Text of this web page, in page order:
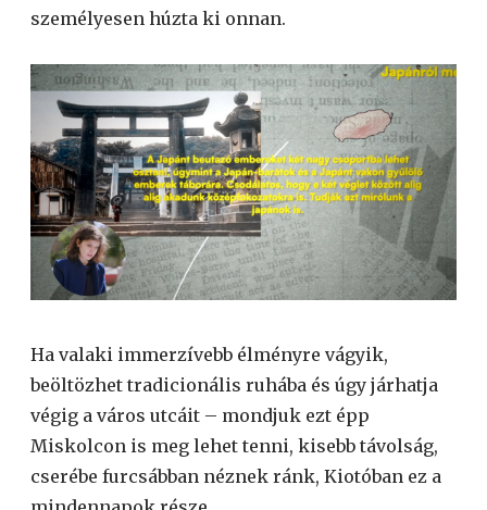
személyesen húzta ki onnan.
Ha valaki immerzívebb élményre vágyik,
beöltözhet tradicionális ruhába és úgy járhatja
végig a város utcáit – mondjuk ezt épp
Miskolcon is meg lehet tenni, kisebb távolság,
cserébe furcsábban néznek ránk, Kiotóban ez a